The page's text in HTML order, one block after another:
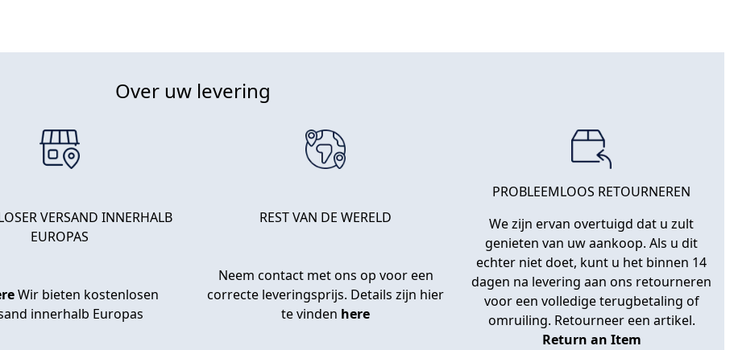
Over uw levering
VERSAND INNERHALB
EUROPAS
Wir bieten kostenlosen
innerhalb Europas
REST VAN DE WERELD
Neem contact met ons op voor een
correcte leveringsprijs. Details zijn hier
te vinden here
PROBLEEMLOOS RETOURNEREN
We zijn ervan overtuigd dat u zult
genieten van uw aankoop. Als u dit
echter niet doet, kunt u het binnen 14
dagen na levering aan ons retourneren
voor een volledige terugbetaling of
omruiling. Retourneer een artikel.
Return an Item